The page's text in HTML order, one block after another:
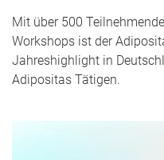
Mit über 500
Workshops ist der
Jahreshighlight in
Adipositas Tätigen.